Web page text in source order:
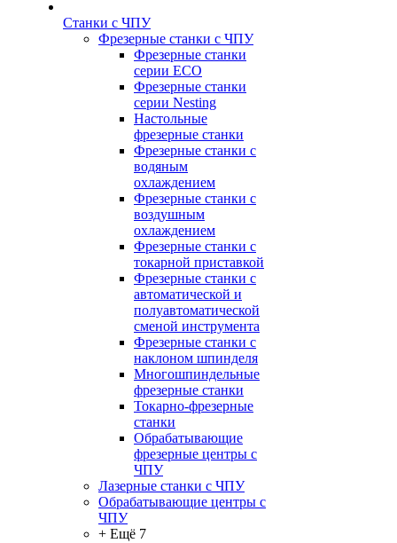
Станки с ЧПУ
Фрезерные станки с ЧПУ
Фрезерные станки
серии ECO
Фрезерные станки
серии Nesting
Настольные
фрезерные станки
Фрезерные станки с
водяным
охлаждением
Фрезерные станки с
воздушным
охлаждением
Фрезерные станки с
токарной приставкой
Фрезерные станки с
автоматической и
полуавтоматической
сменой инструмента
Фрезерные станки с
наклоном шпинделя
Многошпиндельные
фрезерные станки
Токарно-фрезерные
станки
Обрабатывающие
фрезерные центры с
ЧПУ
Лазерные станки с ЧПУ
Обрабатывающие центры с
ЧПУ
+ Ещё 7